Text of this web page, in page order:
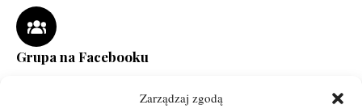
Zarządzaj zgodą
Grupa na Facebooku